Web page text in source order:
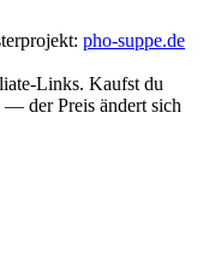
pho-suppe.de
Links. Kaufst du
der Preis ändert sich